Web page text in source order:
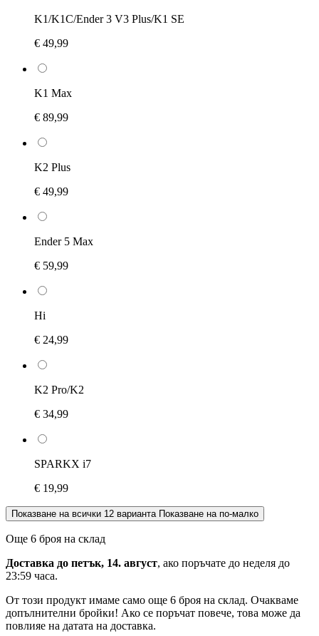
K1/K1C/Ender 3 V3 Plus/K1 SE
€ 49,99
K1 Max
€ 89,99
K2 Plus
€ 49,99
Ender 5 Max
€ 59,99
Hi
€ 24,99
K2 Pro/K2
€ 34,99
SPARKX i7
€ 19,99
Показване на всички 12 варианта Показване на по-малко
Още 6 броя на склад
Доставка до петък, 14. август, ако поръчате до неделя до
23:59 часа.
От този продукт имаме само още 6 броя на склад. Очакваме
допълнителни бройки! Ако се поръчат повече, това може да
повлияе на датата на доставка.